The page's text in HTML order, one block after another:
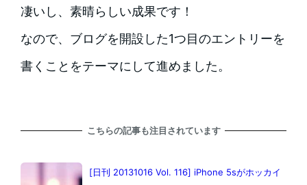
凄いし、素晴らしい成果です！
なので、ブログを開設した1つ目のエントリーを
書くことをテーマにして進めました。
こちらの記事も注目されています
[日刊 20131016 Vol. 116] iPhone 5sがホッカイ